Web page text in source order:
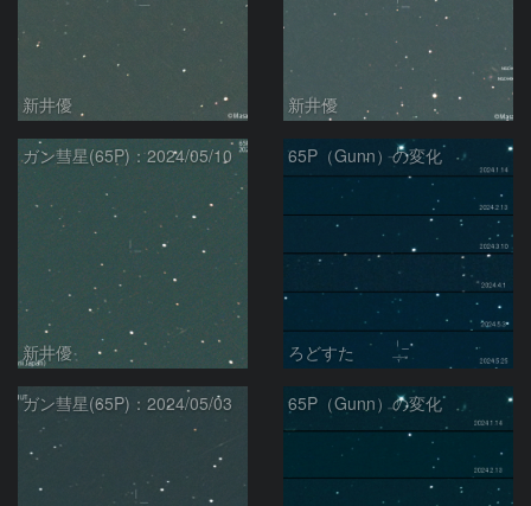
新井優 新井優
ガン彗星(65P)：2024/05/10
新井優
65P（Gunn）の変化
ろどすた
ガン彗星(65P)：2024/05/03 65P（Gunn）の変化